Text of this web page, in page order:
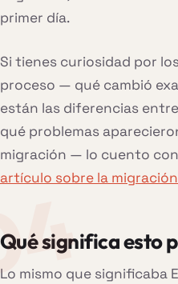
primer día.
Si tienes curiosidad por
proceso — qué cambió
están las diferencias
qué problemas
migración — lo cuento
artículo sobre la
Qué significa esto
Lo mismo que significaba